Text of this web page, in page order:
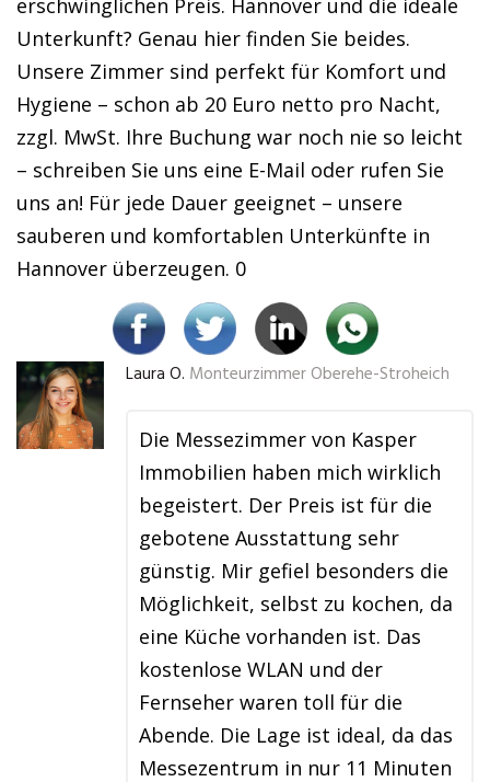
erschwinglichen Preis. Hannover und die ideale
Unterkunft? Genau hier finden Sie beides.
Unsere Zimmer sind perfekt für Komfort und
Hygiene – schon ab 20 Euro netto pro Nacht,
zzgl. MwSt. Ihre Buchung war noch nie so leicht
– schreiben Sie uns eine E-Mail oder rufen Sie
uns an! Für jede Dauer geeignet – unsere
sauberen und komfortablen Unterkünfte in
Hannover überzeugen. 0
Laura O. Monteurzimmer Oberehe-Stroheich
Die Messezimmer von Kasper
Immobilien haben mich wirklich
begeistert. Der Preis ist für die
gebotene Ausstattung sehr
günstig. Mir gefiel besonders die
Möglichkeit, selbst zu kochen, da
eine Küche vorhanden ist. Das
kostenlose WLAN und der
Fernseher waren toll für die
Abende. Die Lage ist ideal, da das
Messezentrum in nur 11 Minuten